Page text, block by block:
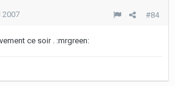
#84
2007
ce soir . :mrgreen: